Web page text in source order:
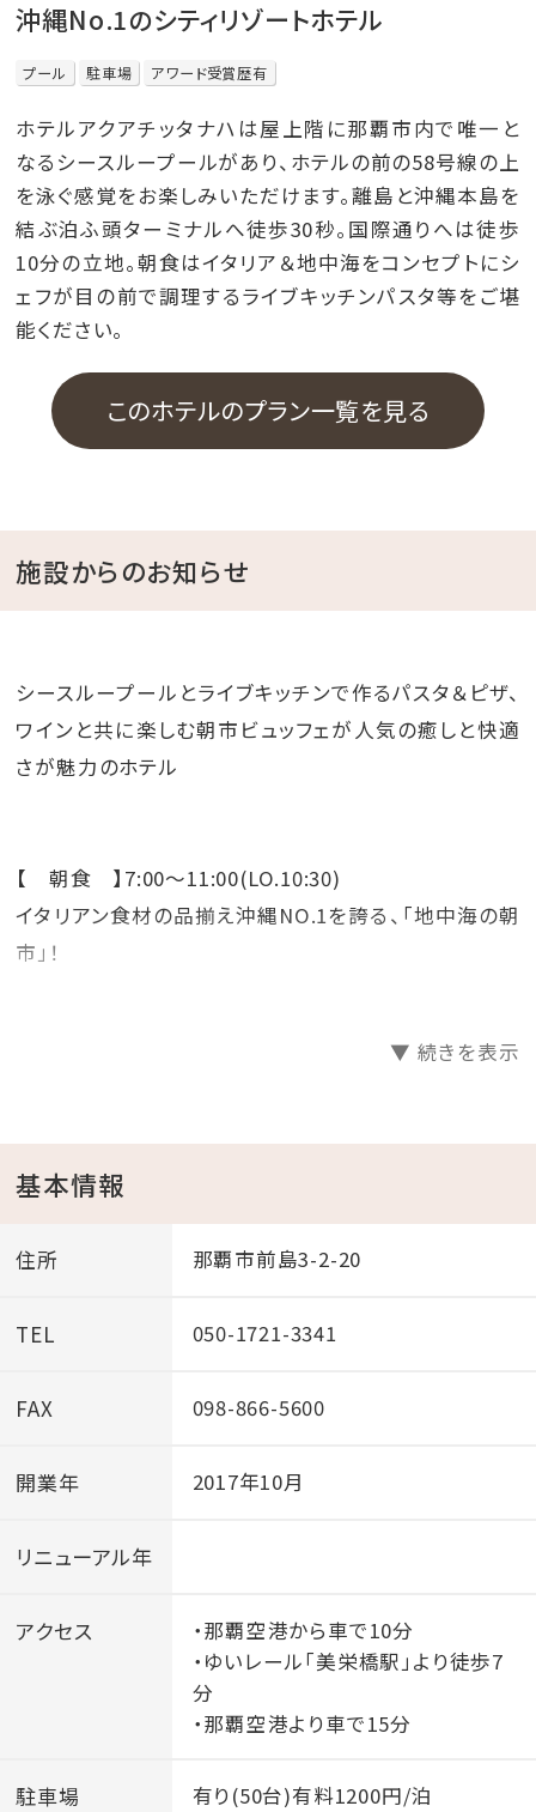
沖縄No.1のシティリゾートホテル
プール 駐車場 アワード受賞歴有
ホテルアクアチッタナハは屋上階に那覇市内で唯一と
なるシースループールがあり、ホテルの前の58号線の上
を泳ぐ感覚をお楽しみいただけます。離島と沖縄本島を
結ぶ泊ふ頭ターミナルへ徒歩30秒。国際通りへは徒歩
10分の立地。朝食はイタリア＆地中海をコンセプトにシ
ェフが目の前で調理するライブキッチンパスタ等をご堪
能ください。
このホテルのプラン一覧を見る
施設からのお知らせ
シースループールとライブキッチンで作るパスタ＆ピザ、
ワインと共に楽しむ朝市ビュッフェが人気の癒しと快適
さが魅力のホテル
【 朝食 】7:00〜11:00(LO.10:30)
イタリアン食材の品揃え沖縄NO.1を誇る、「地中海の朝
市」！
から選べる出来立てパスタや、シェフお勧め2種類の焼
お好みの野菜と、多彩なチーズ、豊富な種類のオリーブ
め。
数多くの日替わりデザート、クレープ生地に、お好みのフ
など、楽しみながらご朝食をお楽しみいただけます。
赤・白ワインを飲み放題でご提供しております。ワインに
す。「地中海の朝市」にピッタリのワインで非日常をご堪
【 ウェルカムドリンク 】
1階ラウンジで15：00〜18：00はオリオン サザンスター・
美酢（ミチョ）・コーヒーが飲み放題。
＼ シースループール ／
▼ 続きを表示
基本情報
住所 那覇市前島3-2-20
TEL 050-1721-3341
FAX 098-866-5600
開業年 2017年10月
リニューアル年
アクセス
・那覇空港から車で10分
・ゆいレール「美栄橋駅」より徒歩7
分
・那覇空港より車で15分
駐車場 有り(50台)有料1200円/泊